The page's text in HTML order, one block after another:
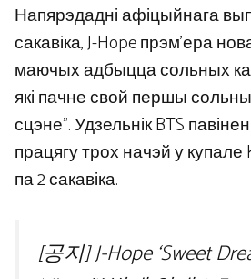
Напярэдадні афіцыйнага
сакавіка, J-Hope прэм’ера
маючых адбыцца сольных
які пачне свой першы
сцэне”. Удзельнік BTS
працягу трох начэй у купале
па 2 сакавіка.
[공지] J-Hope ‘Sweet